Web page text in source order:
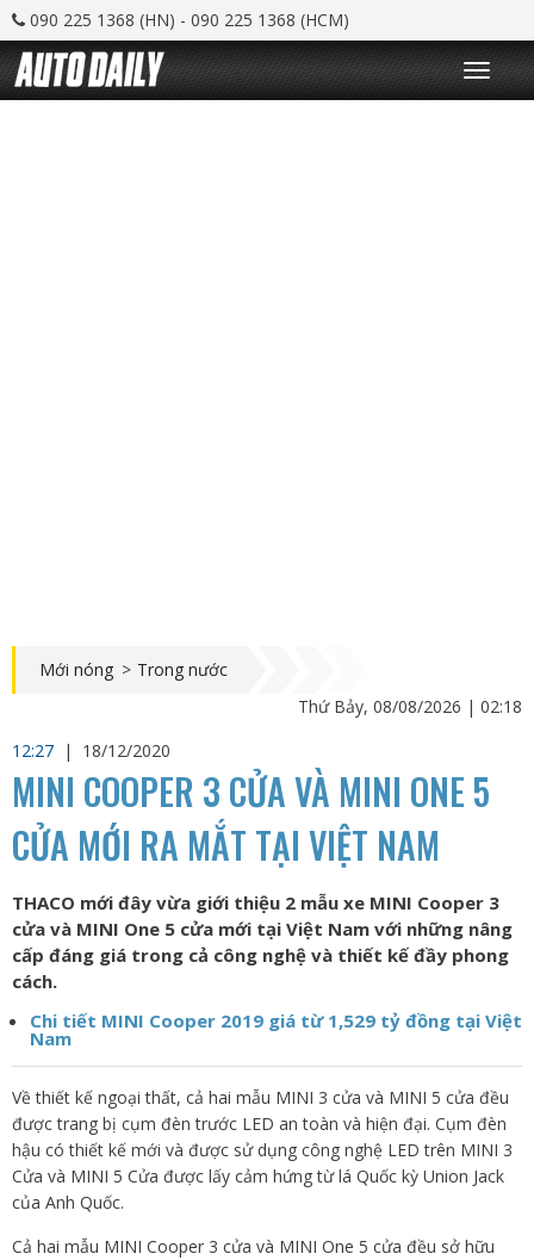
090 225 1368 (HN) - 090 225 1368 (HCM)
T
o
g
Mới nóng > Trong nước
Thứ Bảy, 08/08/2026 | 02:18
12:27 | 18/12/2020
MINI COOPER 3 CỬA VÀ MINI ONE 5
CỬA MỚI RA MẮT TẠI VIỆT NAM
THACO mới đây vừa giới thiệu 2 mẫu xe MINI Cooper 3
cửa và MINI One 5 cửa mới tại Việt Nam với những nâng
cấp đáng giá trong cả công nghệ và thiết kế đầy phong
cách.
Chi tiết MINI Cooper 2019 giá từ 1,529 tỷ đồng tại Việt
Nam
Về thiết kế ngoại thất, cả hai mẫu MINI 3 cửa và MINI 5 cửa đều
được trang bị cụm đèn trước LED an toàn và hiện đại. Cụm đèn
hậu có thiết kế mới và được sử dụng công nghệ LED trên MINI 3
Cửa và MINI 5 Cửa được lấy cảm hứng từ lá Quốc kỳ Union Jack
của Anh Quốc.
Cả hai mẫu MINI Cooper 3 cửa và MINI One 5 cửa đều sở hữu